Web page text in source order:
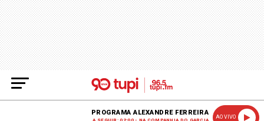
PROGRAMA ALEXANDRE FERREIRA
AO VIVO